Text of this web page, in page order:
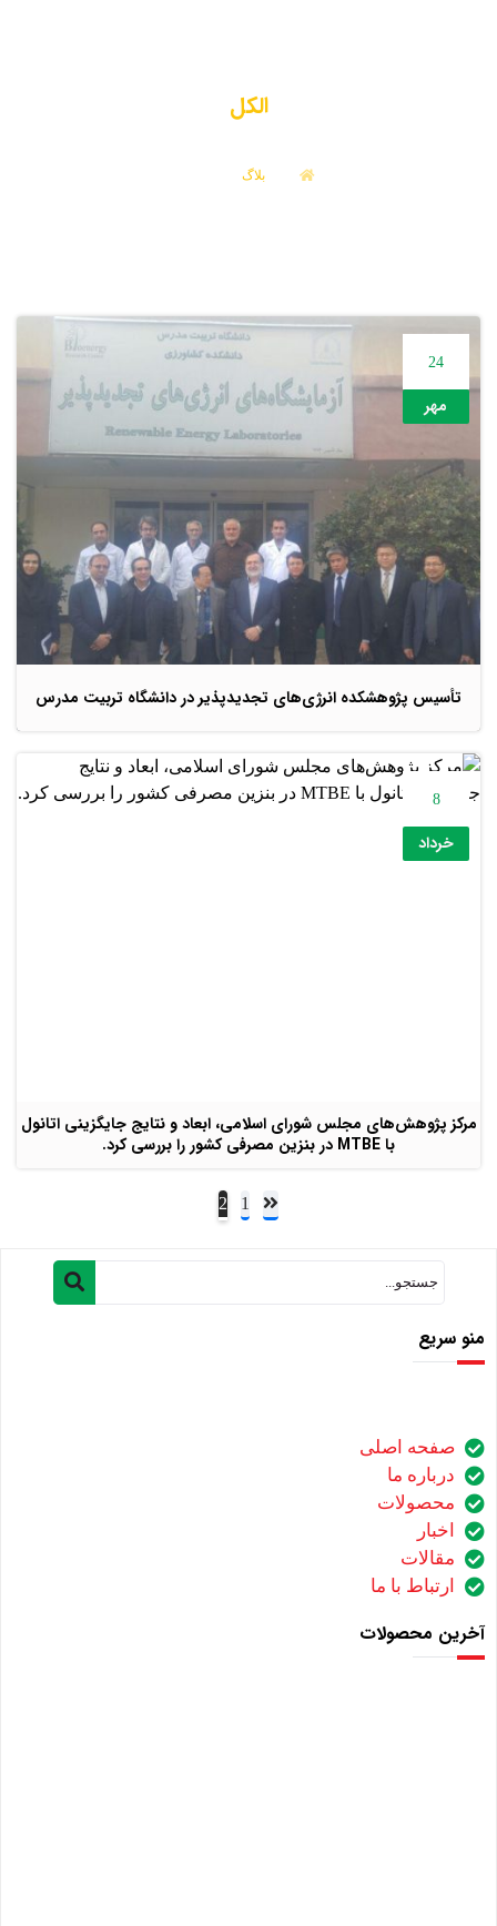
الکل
بلاگ
تأسیس پژوهشکده انرژی‌های تجدیدپذیر در دانشگاه تربیت مدرس
24
مهر
مرکز پژوهش‌های مجلس شورای اسلامی، ابعاد و نتایج جایگزینی اتانول
با MTBE در بنزین مصرفی کشور را بررسی کرد.
8
خرداد
1
2
منو سریع
صفحه اصلی
درباره ما
محصولات
اخبار
مقالات
ارتباط با ما
آخرین محصولات